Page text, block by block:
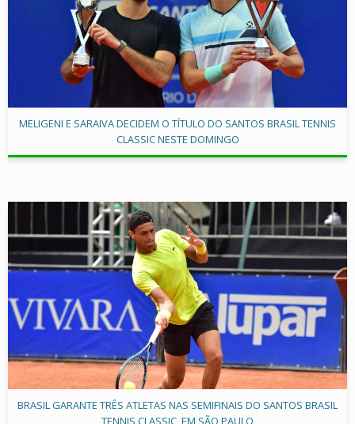
MELIGENI E SARAIVA DECIDEM O TÍTULO DO SANTOS BRASIL TENNIS
CLASSIC NESTE DOMINGO
BRASIL GARANTE TRÊS ATLETAS NAS SEMIFINAIS DO SANTOS BRASIL
TENNIS CLASSIC, EM SÃO PAULO